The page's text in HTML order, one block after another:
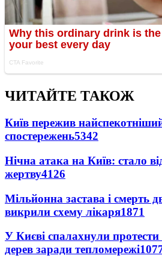
ЧИТАЙТЕ ТАКОЖ
Київ пережив найспекотніший
спостережень5342
Нічна атака на Київ: стало
жертву4126
Мільйонна застава і смерть
викрили схему лікаря1871
У Києві спалахнули
дерев заради тепломережі